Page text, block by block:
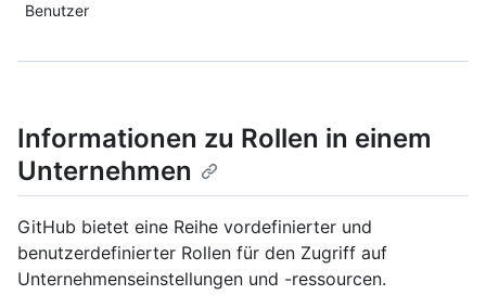
Benutzer
Informationen zu Rollen in einem
Unternehmen
GitHub bietet eine Reihe vordefinierter und
benutzerdefinierter Rollen für den Zugriff auf
Unternehmenseinstellungen und -ressourcen.